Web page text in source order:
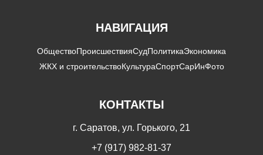
НАВИГАЦИЯ
ОбществоПроисшествияСудПолитикаЭкономика
ЖКХ и строительствоКультураСпортСарИнФото
КОНТАКТЫ
г. Саратов, ул. Горького, 21
+7 (917) 982-81-37